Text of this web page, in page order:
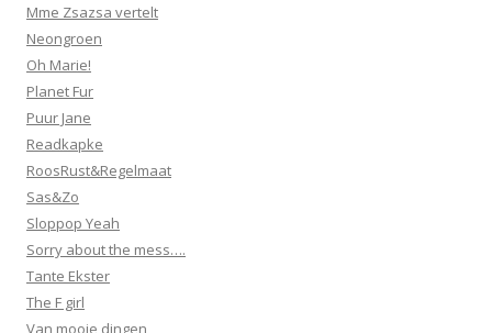
Mme Zsazsa vertelt
Neongroen
Oh Marie!
Planet Fur
Puur Jane
Readkapke
RoosRust&Regelmaat
Sas&Zo
Sloppop Yeah
Sorry about the mess….
Tante Ekster
The F girl
Van mooie dingen